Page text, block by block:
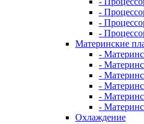
-
-
-
Материнские
-
-
-
-
-
-
Охлаждение